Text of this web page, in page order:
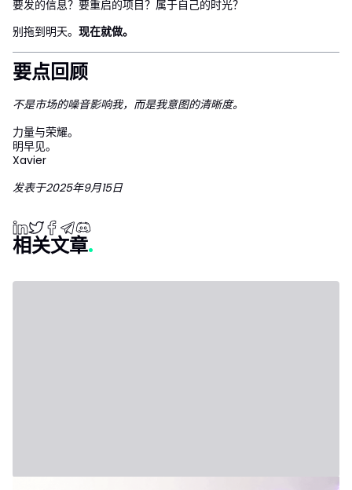
要发的信息？要重启的项目？属于自己的时光？
别拖到明天。 现在就做。
要点回顾
不是市场的噪音影响我，而是我意图的清晰度。
力量与荣耀。
明早见。
Xavier
发表于2025年9月15日
相关文章